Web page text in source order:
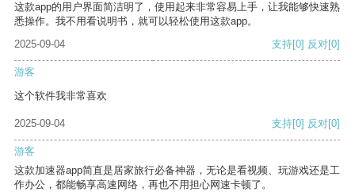
这款app的用户界面简洁明了，使用起来非常容易上手，让我能够快速熟
悉操作。我不用看说明书，就可以轻松使用这款app。
2025-09-04
支持[0] 反对[0]
游客
这个软件我非常喜欢
2025-09-04 支持[0] 反对[0]
游客
这款加速器app简直是居家旅行必备神器，无论是看视频、玩游戏还是工
作办公，都能畅享高速网络，再也不用担心网速卡顿了。